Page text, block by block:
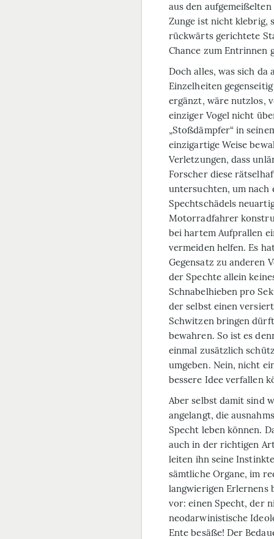
aus den
Zunge ist nicht klebrig,
rückwärts gerichtete
Chance zum Entrinnen
Doch alles, was sich da
Einzelheiten
ergänzt, wäre nutzlos,
einziger Vogel nicht
„Stoßdämpfer“ in
einzigartige Weise
Verletzungen, dass
Forscher diese
untersuchten, um nach
Spechtschädels
Motorradfahrer
bei hartem Aufprallen
vermeiden helfen. Es
Gegensatz zu anderen
der Spechte allein
Schnabelhieben pro
der selbst einen
Schwitzen bringen
bewahren. So ist es
einmal zusätzlich
umgeben. Nein, nicht
bessere Idee verfallen
Aber selbst damit sind
angelangt, die
Specht leben können.
auch in der richtigen
leiten ihn seine
sämtliche Organe, im
langwierigen Erlernens
vor: einen Specht, der
neodarwinistische
Ente besäße! Der